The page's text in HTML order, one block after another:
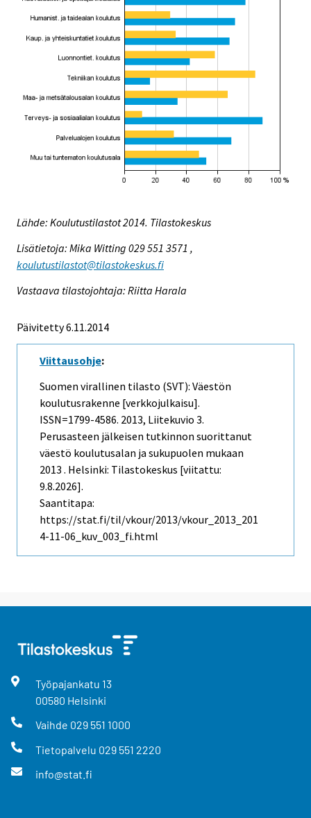
Lähde: Koulutustilastot 2014. Tilastokeskus
Lisätietoja: Mika Witting 029 551 3571 ,
koulutustilastot@tilastokeskus.fi
Vastaava tilastojohtaja: Riitta Harala
Päivitetty 6.11.2014
Viittausohje:
Suomen virallinen tilasto (SVT): Väestön
koulutusrakenne [verkkojulkaisu].
ISSN=1799-4586. 2013, Liitekuvio 3.
Perusasteen jälkeisen tutkinnon suorittanut
väestö koulutusalan ja sukupuolen mukaan
2013 . Helsinki: Tilastokeskus [viitattu:
9.8.2026].
Saantitapa:
https://stat.fi/til/vkour/2013/vkour_2013_201
4-11-06_kuv_003_fi.html
Työpajankatu 13
00580 Helsinki
Vaihde 029 551 1000
Tietopalvelu 029 551 2220
info@stat.fi